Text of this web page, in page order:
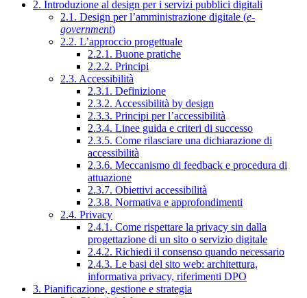
2. Introduzione al design per i servizi pubblici digitali
2.1. Design per l’amministrazione digitale (e-
government)
2.2. L’approccio progettuale
2.2.1. Buone pratiche
2.2.2. Principi
2.3. Accessibilità
2.3.1. Definizione
2.3.2. Accessibilità by design
2.3.3. Principi per l’accessibilità
2.3.4. Linee guida e criteri di successo
2.3.5. Come rilasciare una dichiarazione di
accessibilità
2.3.6. Meccanismo di feedback e procedura di
attuazione
2.3.7. Obiettivi accessibilità
2.3.8. Normativa e approfondimenti
2.4. Privacy
2.4.1. Come rispettare la privacy sin dalla
progettazione di un sito o servizio digitale
2.4.2. Richiedi il consenso quando necessario
2.4.3. Le basi del sito web: architettura,
informativa privacy, riferimenti DPO
3. Pianificazione, gestione e strategia